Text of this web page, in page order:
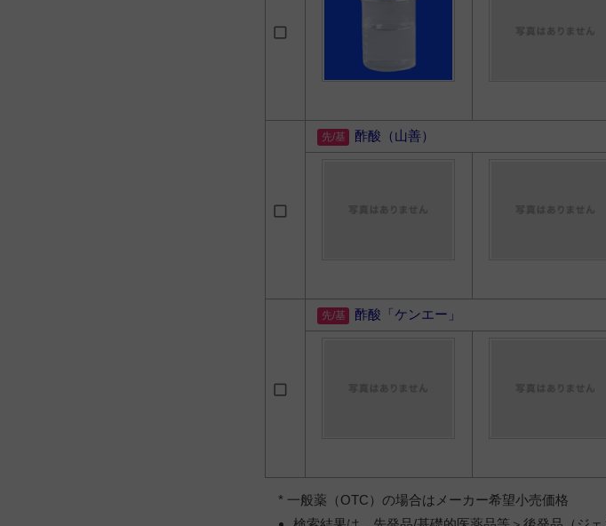
酢酸（山善）
酢酸「ケンエー」
* 一般薬（OTC）の場合はメーカー希望小売価格